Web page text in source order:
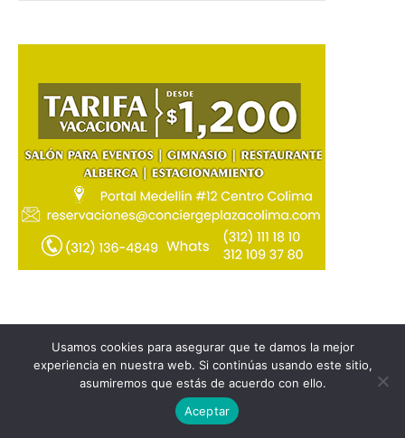
Usamos cookies para asegurar que te damos la mejor
experiencia en nuestra web. Si continúas usando este sitio,
asumiremos que estás de acuerdo con ello.
Aceptar